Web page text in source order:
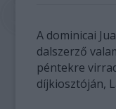
A dominicai
dalszerző
péntekre
díjkiosztóján,